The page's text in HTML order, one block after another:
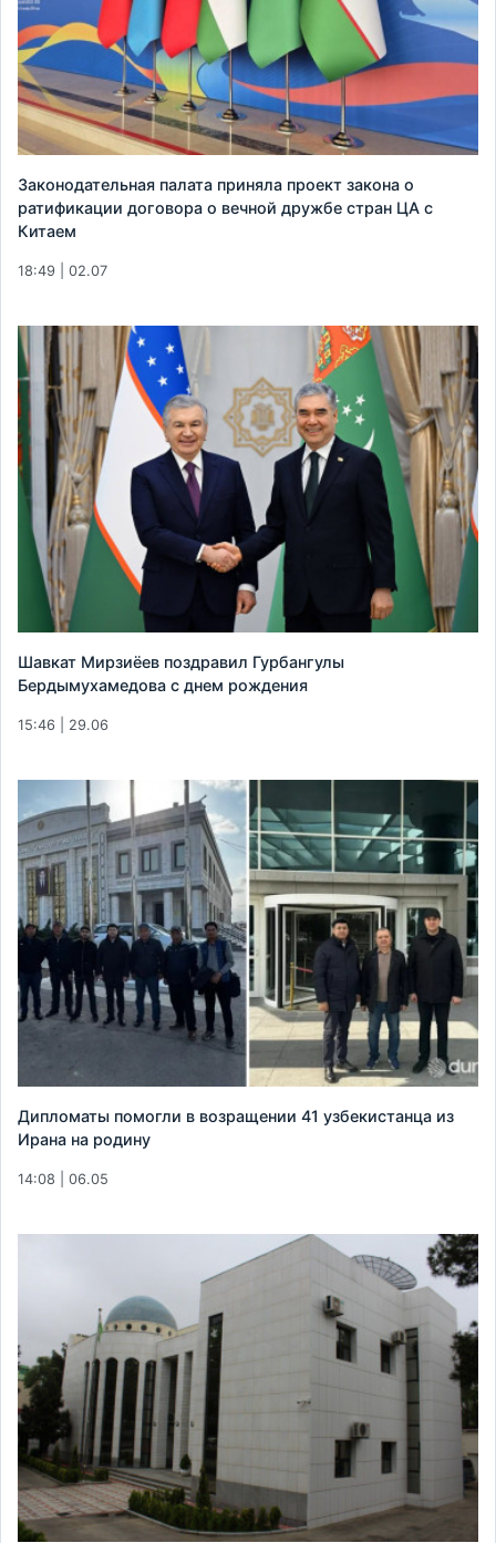
Законодательная палата приняла проект закона о
ратификации договора о вечной дружбе стран ЦА с
Китаем
18:49 | 02.07
Шавкат Мирзиёев поздравил Гурбангулы
Бердымухамедова с днем рождения
15:46 | 29.06
Дипломаты помогли в возращении 41 узбекистанца из
Ирана на родину
14:08 | 06.05